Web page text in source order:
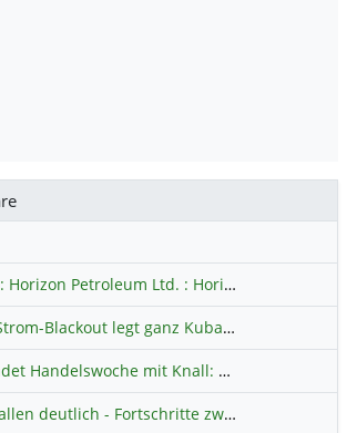
IRW-News: Horizon Petroleum Ltd. : Horizon Petroleum beginnt mit der Testförderung im Projekt Lachowice in Polen und schließt die Platzierung einer überzeichneten Wandelanleihe ab
Erneuter Strom-Blackout legt ganz Kuba lahm
Gold beendet Handelswoche mit Knall: Barrick Mining – Ist diese Aktie wieder ein Kauf?
Ölpreise fallen deutlich - Fortschritte zwischen USA und Iran belasten